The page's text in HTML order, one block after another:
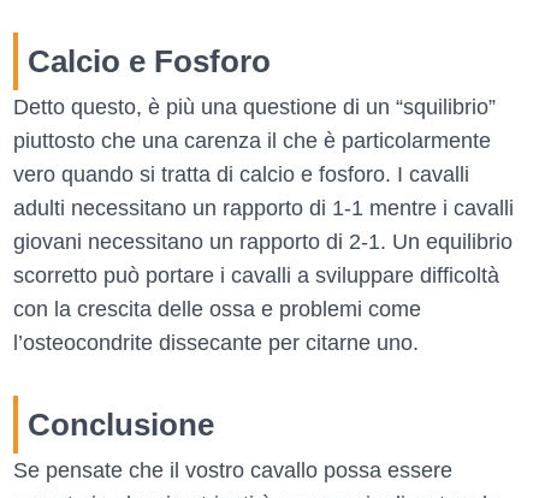
Calcio e Fosforo
Detto questo, è più una questione di un “squilibrio”
piuttosto che una carenza il che è particolarmente
vero quando si tratta di calcio e fosforo. I cavalli
adulti necessitano un rapporto di 1-1 mentre i cavalli
giovani necessitano un rapporto di 2-1. Un equilibrio
scorretto può portare i cavalli a sviluppare difficoltà
con la crescita delle ossa e problemi come
l’osteocondrite dissecante per citarne uno.
Conclusione
Se pensate che il vostro cavallo possa essere